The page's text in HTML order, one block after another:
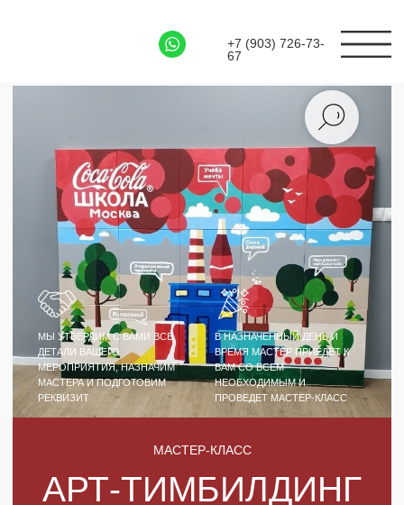
+7 (903) 726-73-
67
ЗАБРОНИРУЙТЕ ОРИГИНАЛЬНЫЙ
МАСТЕР КЛАСС ДЛЯ ВАШЕГО
АРТ-ТИМБИЛДИНГ
БОЛЬШАЯ КАРТИНА
МАСТЕР-КЛАСС
РЕЗУЛЬТАТОМ МАСТЕР-КЛАССА СТАНЕТ
МЫ УТВЕРДИМ С ВАМИ ВСЕ
ДЕТАЛИ ВАШЕГО
МЕРОПРИЯТИЯ, НАЗНАЧИМ
МАСТЕРА И ПОДГОТОВИМ
В НАЗНАЧЕННЫЙ ДЕНЬ И
ВРЕМЯ МАСТЕР ПРИЕДЕТ К
ВАМ СО ВСЕМ
НЕОБХОДИМЫМ И
ПРОВЕДЕТ МАСТЕР-КЛАСС